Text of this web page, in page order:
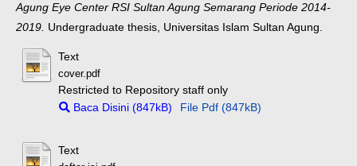
Agung Eye Center RSI Sultan Agung Semarang Periode 2014-
2019. Undergraduate thesis, Universitas Islam Sultan Agung.
Text
cover.pdf
Restricted to Repository staff only
Baca Disini (847kB)
File Pdf (847kB)
Text